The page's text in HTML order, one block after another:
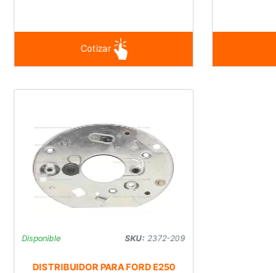
Cotizar
Disponible SKU: 2372-209
DISTRIBUIDOR PARA FORD E250